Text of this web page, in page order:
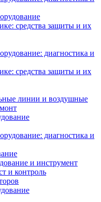
средства защиты и их
диагностика и
средства защиты и их
линии и воздушные
диагностика и
и инструмент
и контроль